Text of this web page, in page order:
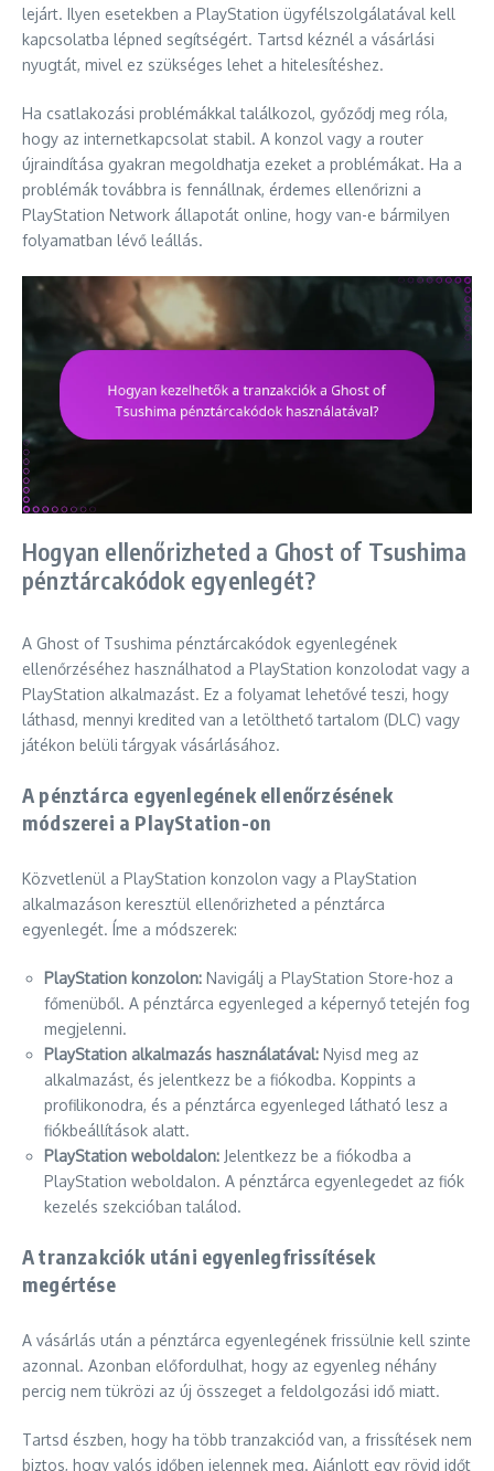
lejárt. Ilyen esetekben a PlayStation ügyfélszolgálatával kell
kapcsolatba lépned segítségért. Tartsd kéznél a vásárlási
nyugtát, mivel ez szükséges lehet a hitelesítéshez.
Ha csatlakozási problémákkal találkozol, győződj meg róla,
hogy az internetkapcsolat stabil. A konzol vagy a router
újraindítása gyakran megoldhatja ezeket a problémákat. Ha a
problémák továbbra is fennállnak, érdemes ellenőrizni a
PlayStation Network állapotát online, hogy van-e bármilyen
folyamatban lévő leállás.
Hogyan ellenőrizheted a Ghost of Tsushima
pénztárcakódok egyenlegét?
A Ghost of Tsushima pénztárcakódok egyenlegének
ellenőrzéséhez használhatod a PlayStation konzolodat vagy a
PlayStation alkalmazást. Ez a folyamat lehetővé teszi, hogy
láthasd, mennyi kredited van a letölthető tartalom (DLC) vagy
játékon belüli tárgyak vásárlásához.
A pénztárca egyenlegének ellenőrzésének
módszerei a PlayStation-on
Közvetlenül a PlayStation konzolon vagy a PlayStation
alkalmazáson keresztül ellenőrizheted a pénztárca
egyenlegét. Íme a módszerek:
PlayStation konzolon: Navigálj a PlayStation Store-hoz a
főmenüből. A pénztárca egyenleged a képernyő tetején fog
megjelenni.
PlayStation alkalmazás használatával: Nyisd meg az
alkalmazást, és jelentkezz be a fiókodba. Koppints a
profilikonodra, és a pénztárca egyenleged látható lesz a
fiókbeállítások alatt.
PlayStation weboldalon: Jelentkezz be a fiókodba a
PlayStation weboldalon. A pénztárca egyenlegedet az fiók
kezelés szekcióban találod.
A tranzakciók utáni egyenlegfrissítések
megértése
A vásárlás után a pénztárca egyenlegének frissülnie kell szinte
azonnal. Azonban előfordulhat, hogy az egyenleg néhány
percig nem tükrözi az új összeget a feldolgozási idő miatt.
Tartsd észben, hogy ha több tranzakciód van, a frissítések nem
biztos, hogy valós időben jelennek meg. Ajánlott egy rövid időt